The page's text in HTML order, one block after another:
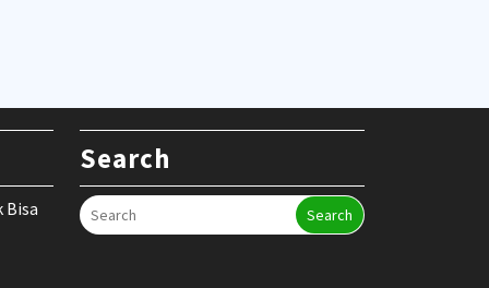
Bisa
Search
Search